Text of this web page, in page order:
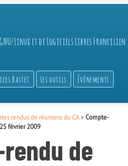
Linux et de Logiciels Libres Francilien
Bastet Les outils Événements
rendus de réunions du CA> Compte-
février 2009
de